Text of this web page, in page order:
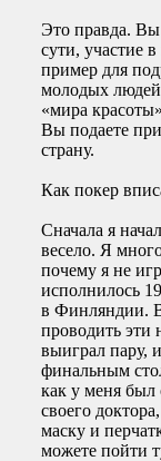
Это правда.
сути, участие
пример для
молодых
«мира
Вы подаете
страну.
Как покер
Сначала я
весело. Я
почему я не
исполнилось
в Финляндии.
проводить
выиграл пару,
финальным
как у меня
своего
маску и
можете пойти